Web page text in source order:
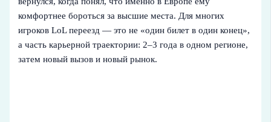
комфортнее бороться за высшие места. Для многих
игроков LoL переезд — это не «один билет в один конец»,
а часть карьерной траектории: 2–3 года в одном регионе,
затем новый вызов и новый рынок.